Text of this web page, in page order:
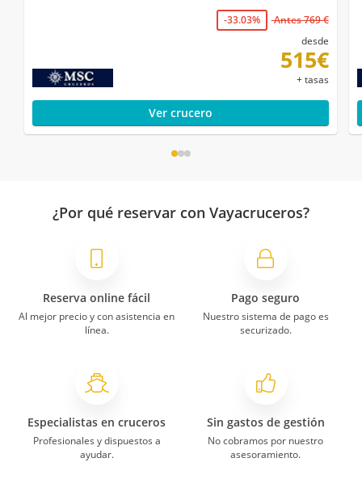
-33.03%
Antes 769 €
desde
515€
+ tasas
Ver crucero
¿Por qué reservar con Vayacruceros?
Reserva online fácil
Al mejor precio y con asistencia en
línea.
Pago seguro
Nuestro sistema de pago es
securizado.
Especialistas en cruceros
Profesionales y dispuestos a
ayudar.
Sin gastos de gestión
No cobramos por nuestro
asesoramiento.